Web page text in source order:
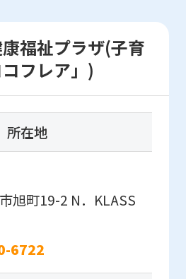
福祉プラザ(子育
フレア」)
所在地
旭町19-2 N．KLASS
6722
the
link
below
(start
automatic
translation)
return
top